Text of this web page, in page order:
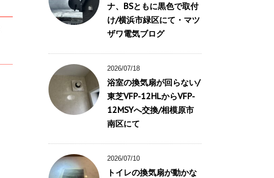
ナ、BSともに黒色で取付
け/横浜市緑区にて・マツ
ザワ電気ブログ
2026/07/18
浴室の換気扇が回らない/
東芝VFP-12HLからVFP-
12MSYへ交換/相模原市
南区にて
2026/07/10
トイレの換気扇が動かな